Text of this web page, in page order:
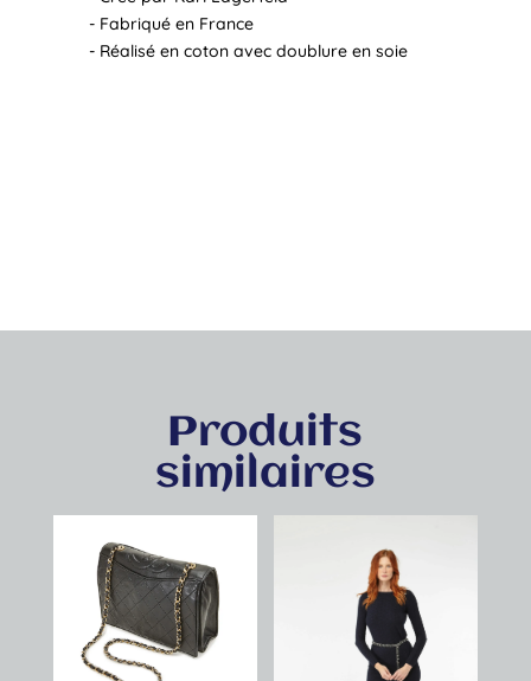
- Fabriqué en France
- Réalisé en coton avec doublure en soie
Produits
similaires